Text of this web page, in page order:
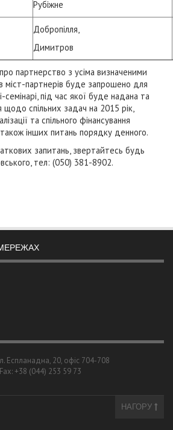
Рубіжне
Добропілля,
Димитров
партнерство з усіма визначеними
міст-партнерів буде запрошено для
семінарі, під час якої буде надана та
щодо спільних задач на 2015 рік,
та спільного фінансування
інших питань порядку денного.
запитань, звертайтесь будь
тел: (050) 381-8902.
Еспланадна, 20, офіс 704-708
+38 (044) 253 59 73
НАГОРУ